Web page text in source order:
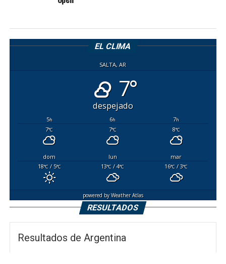
EL CLIMA
SALTA, AR
7°
despejado
5h 6h 7h
7°C 7°C 8°C
dom lun
mar
18°C/ 5°C 13°C / 4°C 16°C / 3°C
powered byWeather Atlas
RESULTADOS
Resultados de Argentina